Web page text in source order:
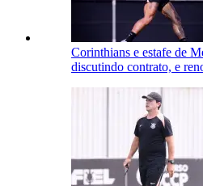
Corinthians e estafe de
discutindo contrato, e